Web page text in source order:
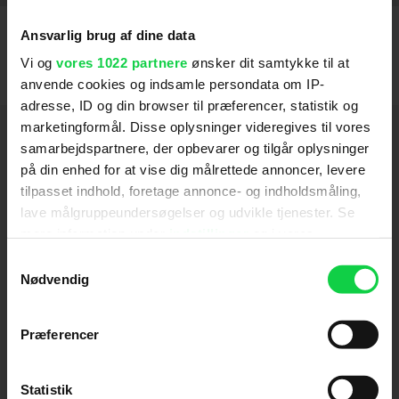
Ansvarlig brug af dine data
Vi og vores 1022 partnere ønsker dit samtykke til at
anvende cookies og indsamle persondata om IP-
adresse, ID og din browser til præferencer, statistik og
marketingformål. Disse oplysninger videregives til vores
samarbejdspartnere, der opbevarer og tilgår oplysninger
på din enhed for at vise dig målrettede annoncer, levere
tilpasset indhold, foretage annonce- og indholdsmåling,
lave målgruppeundersøgelser og udvikle tjenester. Se
tilbage eller ændre indstillinger fra vores
"Cookiedeklaration", eller ved at trykke på "Privacy
Indsamle præcise oplysninger om din placering,
Nødvendig
Præferencer
Statistik
Hold dig opdateret
Send
Ved tilmelding accepterer jeg samtidig